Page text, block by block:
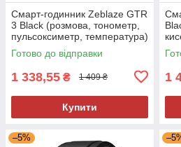
Смарт-годинник Zeblaze GTR
3 Black (розмова, тонометр,
пульсоксиметр, температура)
Готово до відправки
1 338,55 ₴ 1 409 ₴
Купити
1
–5%